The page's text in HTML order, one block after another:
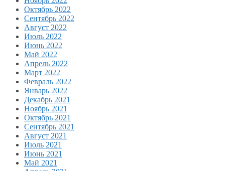
Октябрь 2022
Сентябрь 2022
Август 2022
Июль 2022
Июнь 2022
Май 2022
Апрель 2022
Март 2022
Февраль 2022
Январь 2022
Декабрь 2021
Ноябрь 2021
Октябрь 2021
Сентябрь 2021
Август 2021
Июль 2021
Июнь 2021
Май 2021